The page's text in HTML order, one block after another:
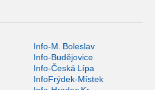
Info-M. Boleslav
Info-Budějovice
Info-Česká Lípa
InfoFrýdek-Místek